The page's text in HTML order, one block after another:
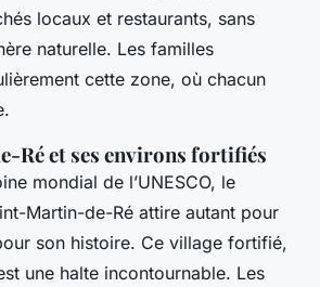
locaux et restaurants, sans
naturelle. Les familles
cette zone, où chacun
Ré et ses environs fortifiés
mondial de l’UNESCO, le
Martin-de-Ré attire autant pour
son histoire. Ce village fortifié,
une halte incontournable. Les